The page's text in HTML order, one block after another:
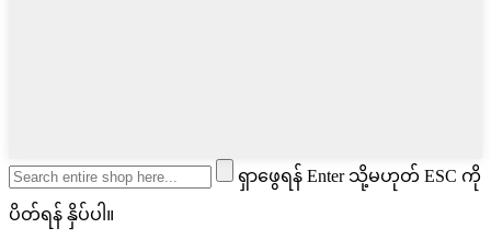
ရှာဖွေရန် Enter သို့မဟုတ် ESC ကို
ပိတ်ရန် နှိပ်ပါ။